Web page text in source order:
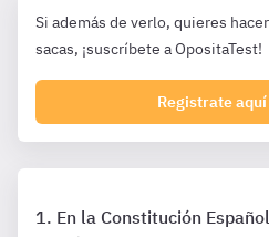
Si además de verlo, quieres
sacas, ¡suscríbete a OpositaTest!
Registrate aquí
En la Constitución